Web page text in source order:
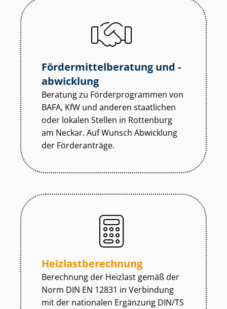
För­der­mit­tel­be­ra­tung und -
abwicklung
Beratung zu För­der­pro­gram­men von
BAFA, KfW und anderen staatlichen
oder lokalen Stellen in Rottenburg
am Neckar. Auf Wunsch Abwicklung
der Förderanträge.
Heiz­last­be­rech­nung
Berechnung der Heizlast gemäß der
Norm DIN EN 12831 in Verbindung
mit der nationalen Ergänzung DIN/TS